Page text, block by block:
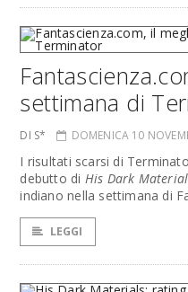
settimana di
DI S* DOMENICA 10
I risultati scarsi di
debutto di His Dark
indiano nella settimana di
LEGGI